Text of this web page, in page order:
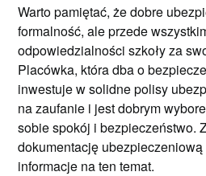
Warto pamiętać, że dobre
formalność, ale przede
odpowiedzialności szkoły za
Placówka, która dba o
inwestuje w solidne polisy
na zaufanie i jest dobrym
sobie spokój i bezpieczeństwo.
dokumentację
informacje na ten temat.